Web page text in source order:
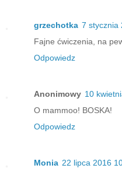
grzechotka 7 stycznia
Fajne ćwiczenia, na
Odpowiedz
Anonimowy 10
O mammoo! BOSKA!
Odpowiedz
Monia 22 lipca 2016